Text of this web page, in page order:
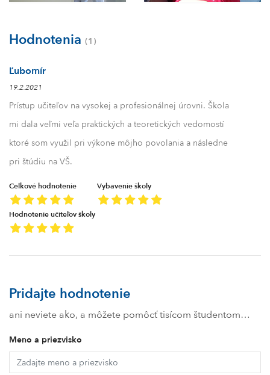
Hodnotenia (1)
Ľubomír
19.2.2021
Prístup učiteľov na vysokej a profesionálnej úrovni. Škola
mi dala veľmi veľa praktických a teoretických vedomostí
ktoré som využil pri výkone môjho povolania a následne
pri štúdiu na VŠ.
Celkové hodnotenie Vybavenie školy
Hodnotenie učiteľov školy
Pridajte hodnotenie
ani neviete ako, a môžete pomôcť tisícom študentom…
Meno a priezvisko